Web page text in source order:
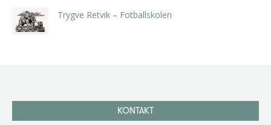
Trygve Retvik – Fotballskolen
KONTAKT